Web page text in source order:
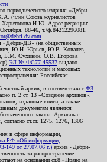
периодического издания «Дебри-
(член Союза журналистов
Харитонова И.Ю. Адрес редакции:
88-46, т./ф.84212296081.
dv.com
«Дебри-ДВ» (на общественных
Ю.Н. Юрьев, Ю.В. Ковалев,
Б.М. Сухинин, О.В. Егорова
ЭЛ № ФС77-45537 выдано
технологий и массовых
Российская
архив, в соответствии с ФЗ
п. 2 ст. 13 «Создание архивов».
изданные книги, а также
документам является
закона. Архивные
согласно ст.ст. 1275, 1276, 1306
в сфере информации,
РФ «Об информации,
149 от 27.07.06 г.) архив «Дебри-
за распространение
на основании ст.8 «Право на